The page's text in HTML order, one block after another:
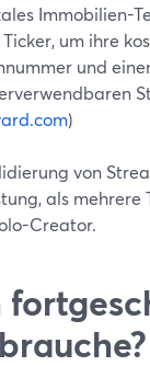
um ihre
und
)
von
als mehrere
Creator.